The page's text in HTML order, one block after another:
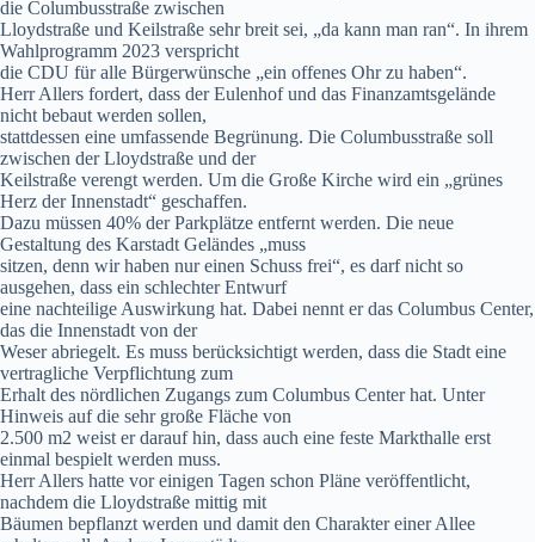
die Columbusstraße zwischen
Lloydstraße und Keilstraße sehr breit sei, „da kann man ran“. In ihrem
Wahlprogramm 2023 verspricht
die CDU für alle Bürgerwünsche „ein offenes Ohr zu haben“.
Herr Allers fordert, dass der Eulenhof und das Finanzamtsgelände
nicht bebaut werden sollen,
stattdessen eine umfassende Begrünung. Die Columbusstraße soll
zwischen der Lloydstraße und der
Keilstraße verengt werden. Um die Große Kirche wird ein „grünes
Herz der Innenstadt“ geschaffen.
Dazu müssen 40% der Parkplätze entfernt werden. Die neue
Gestaltung des Karstadt Geländes „muss
sitzen, denn wir haben nur einen Schuss frei“, es darf nicht so
ausgehen, dass ein schlechter Entwurf
eine nachteilige Auswirkung hat. Dabei nennt er das Columbus Center,
das die Innenstadt von der
Weser abriegelt. Es muss berücksichtigt werden, dass die Stadt eine
vertragliche Verpflichtung zum
Erhalt des nördlichen Zugangs zum Columbus Center hat. Unter
Hinweis auf die sehr große Fläche von
2.500 m2 weist er darauf hin, dass auch eine feste Markthalle erst
einmal bespielt werden muss.
Herr Allers hatte vor einigen Tagen schon Pläne veröffentlicht,
nachdem die Lloydstraße mittig mit
Bäumen bepflanzt werden und damit den Charakter einer Allee